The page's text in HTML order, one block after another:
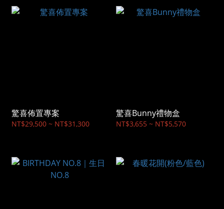
驚喜佈置專案
NT$29,500 ~ NT$31,300
驚喜Bunny禮物盒
NT$3,655 ~ NT$5,570